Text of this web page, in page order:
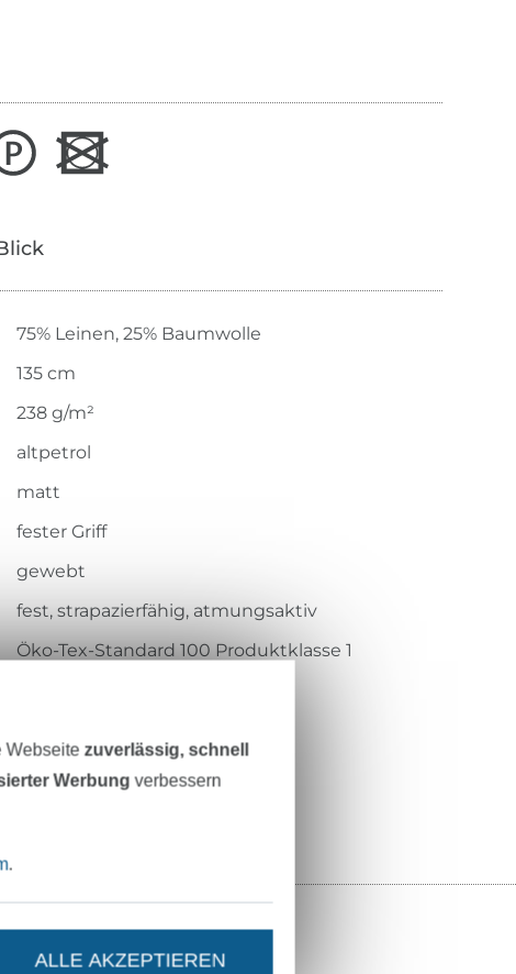
75% Leinen, 25% Baumwolle
135 cm
238 g/m²
altpetrol
matt
fester Griff
gewebt
fest, strapazierfähig, atmungsaktiv
Öko-Tex-Standard 100 Produktklasse 1
111.000-4037
Webseitezuverlässig, schnell
Werbung verbessern
.
ALLE AKZEPTIEREN